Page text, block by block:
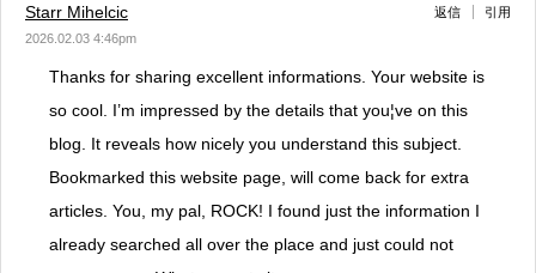
Starr Mihelcic
2026.02.03 4:46pm
返信 引用
Thanks for sharing excellent informations. Your website is
so cool. I’m impressed by the details that you¦ve on this
blog. It reveals how nicely you understand this subject.
Bookmarked this website page, will come back for extra
articles. You, my pal, ROCK! I found just the information I
already searched all over the place and just could not